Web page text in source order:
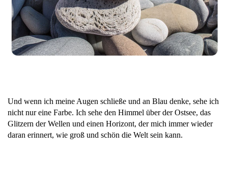
Und wenn ich meine Augen schließe und an Blau denke, sehe ich
nicht nur eine Farbe. Ich sehe den Himmel über der Ostsee, das
Glitzern der Wellen und einen Horizont, der mich immer wieder
daran erinnert, wie groß und schön die Welt sein kann.